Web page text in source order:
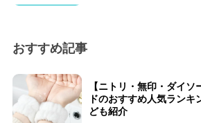
おすすめ記事
【ニトリ・無印・ダイ
ドのおすすめ人気ラン
ども紹介